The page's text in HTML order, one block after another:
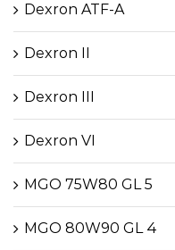
Dexron ATF-A
Dexron II
Dexron III
Dexron VI
MGO 75W80 GL 5
MGO 80W90 GL 4